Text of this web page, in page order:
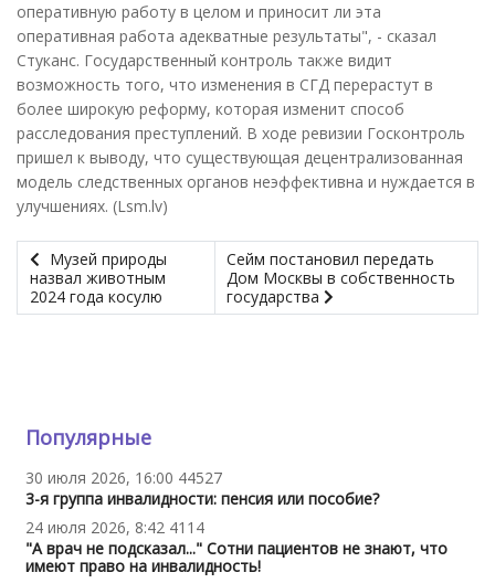
оперативную работу в целом и приносит ли эта
оперативная работа адекватные результаты", - сказал
Стуканс. Государственный контроль также видит
возможность того, что изменения в СГД перерастут в
более широкую реформу, которая изменит способ
расследования преступлений. В ходе ревизии Госконтроль
пришел к выводу, что существующая децентрализованная
модель следственных органов неэффективна и нуждается в
улучшениях. (Lsm.lv)
Музей природы
назвал животным
2024 года косулю
Сейм постановил передать
Дом Москвы в собственность
государства
Популярные
30 июля 2026, 16:00 44527
3-я группа инвалидности: пенсия или пособие?
24 июля 2026, 8:42 4114
"А врач не подсказал..." Сотни пациентов не знают, что
имеют право на инвалидность!